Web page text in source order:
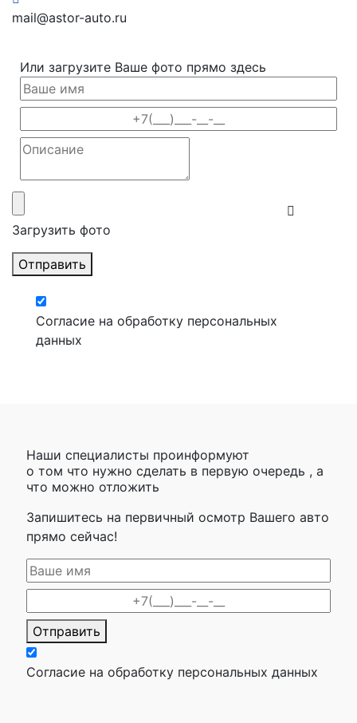
mail@astor-auto.ru
Или загрузите Ваше фото прямо здесь
Загрузить фото
Отправить
Согласие на обработку персональных
данных
Наши специалисты проинформуют
о том что нужно сделать в первую очередь , а
что можно отложить
Запишитесь на первичный осмотр Вашего авто
прямо сейчас!
Отправить
Согласие на обработку персональных данных